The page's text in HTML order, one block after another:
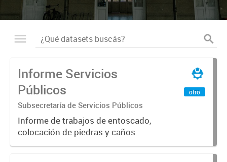
Informe Servicios
Públicos
Subsecretaría de Servicios Públicos
Informe de trabajos de entoscado,
colocación de piedras y caños
(zanjeo - cruce de calles) Informe
otro